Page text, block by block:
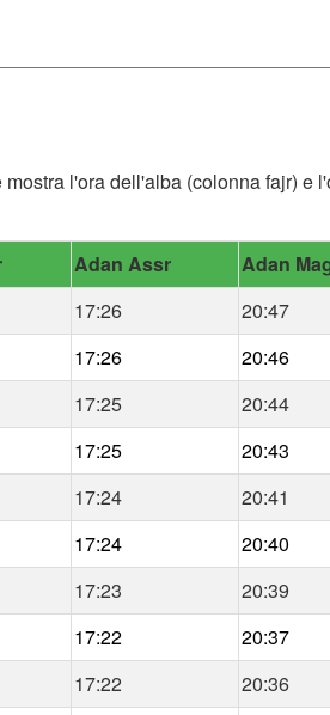
l'ora dell'alba (colonna fajr) e
Adan Assr Adan
17:26 20:47
17:26 20:46
17:25 20:44
17:25 20:43
17:24 20:41
17:24 20:40
17:23 20:39
17:22 20:37
17:22 20:36